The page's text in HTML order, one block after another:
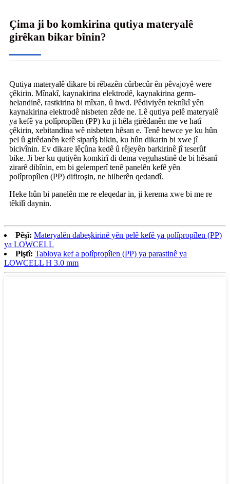
Çima ji bo komkirina qutiya materyalê
girêkan bikar bînin?
Qutiya materyalê dikare bi rêbazên cûrbecûr ên pêvajoyê were
çêkirin. Mînakî, kaynakirina elektrodê, kaynakirina germ-
helandinê, rastkirina bi mîxan, û hwd. Pêdiviyên teknîkî yên
kaynakirina elektrodê nisbeten zêde ne. Lê qutiya pelê materyalê
ya kefê ya polîpropîlen (PP) ku ji hêla girêdanên me ve hatî
çêkirin, xebitandina wê nisbeten hêsan e. Tenê hewce ye ku hûn
pel û girêdanên kefê siparîş bikin, ku hûn dikarin bi xwe jî
bicivînin. Ev dikare lêçûna kedê û rêjeyên barkirinê jî teserûf
bike. Ji ber ku qutiyên komkirî di dema veguhastinê de bi hêsanî
zirarê dibînin, em bi gelemperî tenê panelên kefê yên
polîpropîlen (PP) difiroşin, ne hilberên qedandî.
Heke hûn bi panelên me re eleqedar in, ji kerema xwe bi me re
têkilî daynin.
Pêşî: Materyalên dabeşkirinê yên pelê kefê ya polîpropîlen (PP)
ya LOWCELL
Piştî: Tabloya kef a polîpropîlen (PP) ya parastinê ya
LOWCELL H 3.0 mm